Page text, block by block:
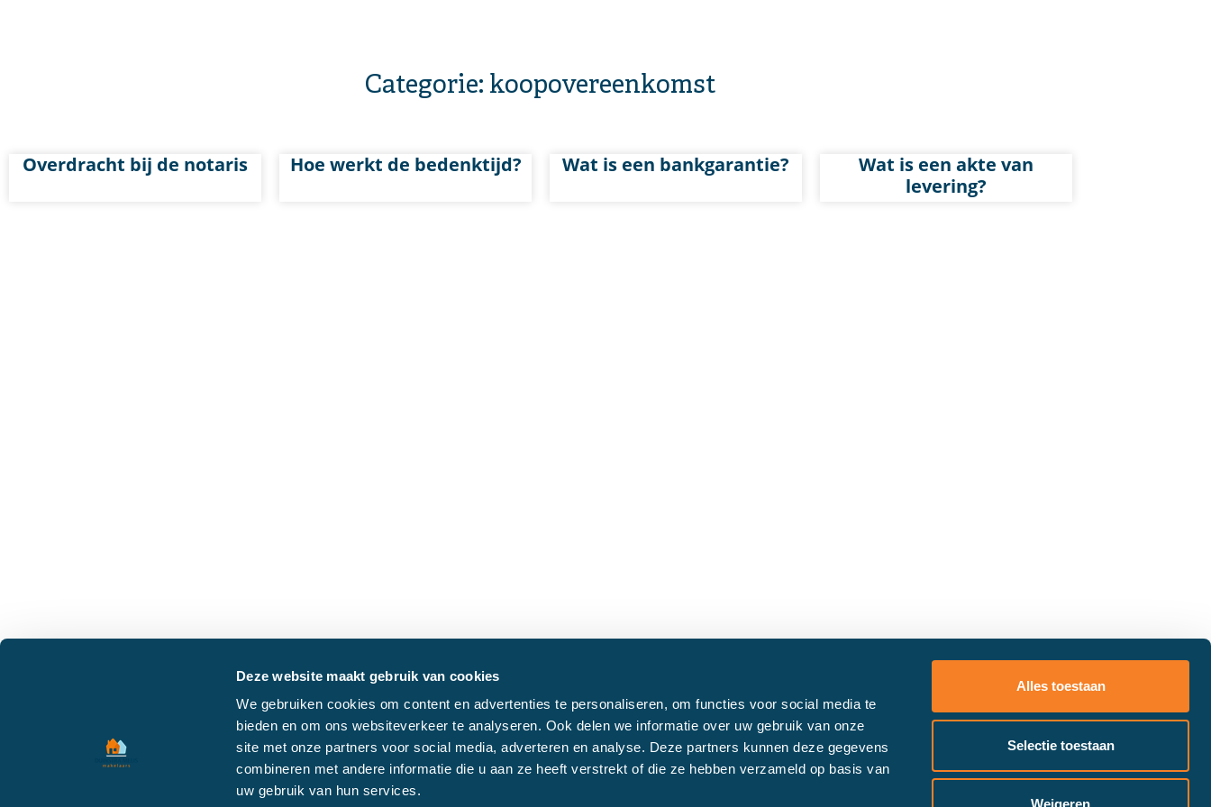
Deze website maakt gebruik van cookies
We gebruiken cookies om content en advertenties te personaliseren, om functies voor social media te
bieden en om ons websiteverkeer te analyseren. Ook delen we informatie over uw gebruik van onze
site met onze partners voor social media, adverteren en analyse. Deze partners kunnen deze gegevens
combineren met andere informatie die u aan ze heeft verstrekt of die ze hebben verzameld op basis van
uw gebruik van hun services.
Alles toestaan
Selectie toestaan
Weigeren
Categorie: koopovereenkomst
Overdracht bij de notaris Hoe werkt de bedenktijd? Wat is een bankgarantie?
Wat is een akte van
levering?
gebruik van cookies om ervoor te
zorgen dat onze website zo